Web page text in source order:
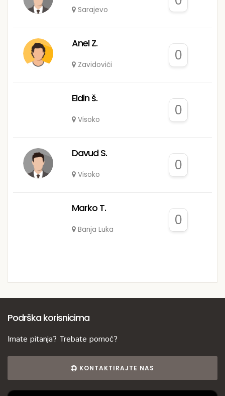
Sarajevo
Anel Z.
Zavidovići
0
Eldin š.
Visoko
0
Davud S.
Visoko
0
Marko T.
Banja Luka
0
Podrška korisnicima
Imate pitanja? Trebate pomoć?
KONTAKTIRAJTE NAS